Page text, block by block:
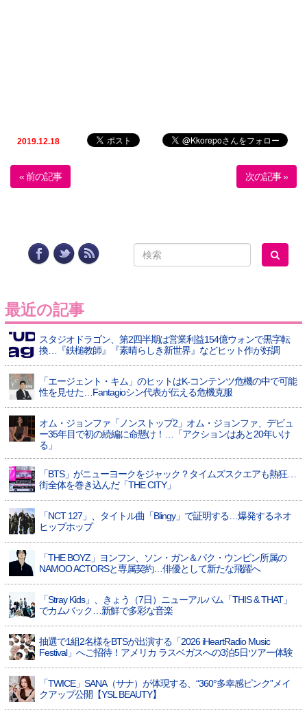
2019.12.18
« 前の記事 次の記事 »
最近の記事
スタジオドラゴン、第2四半期は営業利益154億ウォンで黒字転
換…『鉄槌教師』『素晴らしき新世界』などヒット作が好調
「エージェント・キム」のヒットはK-コンテンツ危機の中で可能
性を見せた…Fantagioシン代表が伝える危機克服
オム・ジョンファ「ノンストップ2」オム・ジョンファ、デビュ
ー35年目で初の続編に命懸け！…「アクションはあと20年いけ
る」
「BTS」がニューヨークをジャック？タイムズスクエアも熱狂…
街全体を巻き込んだ「THE CITY」
「NCT 127」、タイトル曲「Blingy」で証明する…爆発するネオ
ヒップホップ
「THE BOYZ」ヨンフン、ソン・ガン＆パク・ウンビン所属の
NAMOO ACTORSと専属契約…俳優として新たな飛躍へ
「Stray Kids」、きょう（7日）ニューアルバム「THIS & THAT」
でカムバック…新鮮で多彩な音楽
抽選で1組2名様をBTSが出演する「2026 iHeartRadio Music
Festival」へご招待！アメリカ ラスベガスへの3泊5日ツアー体験
「TWICE」SANA（サナ）が体現する、“360°多幸感ピンク”メイ
クアップ公開【YSL BEAUTY】